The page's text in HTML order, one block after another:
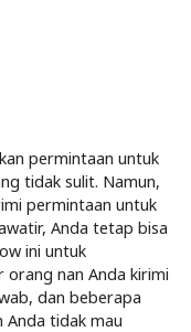
permintaan untuk
tidak sulit. Namun,
permintaan untuk
Anda tetap bisa
ini untuk
nan Anda kirimi
dan beberapa
Anda tidak mau